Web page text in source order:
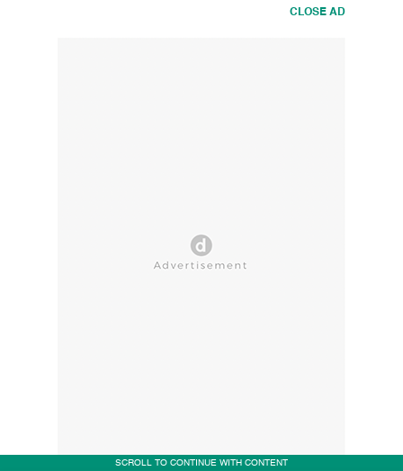
CLOSE AD
SCROLL TO CONTINUE WITH CONTENT